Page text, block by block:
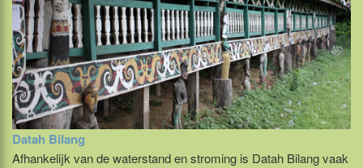
Datah Bilang
Afhankelijk van de waterstand en stroming is Datah Bilang vaak